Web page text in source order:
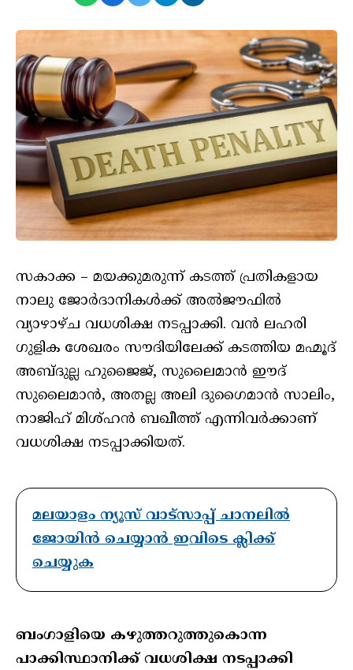
സകാക്ക – മയക്കുമരുന്ന് കടത്ത് പ്രതികളായ
നാലു ജോര്‍ദാനികള്‍ക്ക് അല്‍ജൗഫില്‍
വ്യാഴാഴ്ച വധശിക്ഷ നടപ്പാക്കി. വന്‍ ലഹരി
ഗുളിക ശേഖരം സൗദിയിലേക്ക് കടത്തിയ മഹ്മൂദ്
അബ്ദുല്ല ഹുജൈജ്, സുലൈമാന്‍ ഈദ്
സുലൈമാന്‍, അതല്ല അലി ദുഗൈമാന്‍ സാലിം,
നാജിഹ് മിശ്ഹന്‍ ബഖീത്ത് എന്നിവര്‍ക്കാണ്
വധശിക്ഷ നടപ്പാക്കിയത്.
മലയാളം ന്യൂസ് വാട്സാപ്പ് ചാനലിൽ
ജോയിൻ ചെയ്യാൻ ഇവിടെ ക്ലിക്ക്
ചെയ്യുക
ബംഗാളിയെ കഴുത്തറുത്തുകൊന്ന
പാക്കിസ്ഥാനിക്ക് വധശിക്ഷ നടപ്പാക്കി